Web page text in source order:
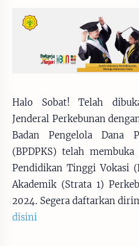
Halo Sobat! Telah
Jenderal Perkebunan
Badan Pengelola Dana
(BPDPKS) telah
Pendidikan Tinggi Vokasi
Akademik (Strata 1)
2024. Segera daftarkan
disini